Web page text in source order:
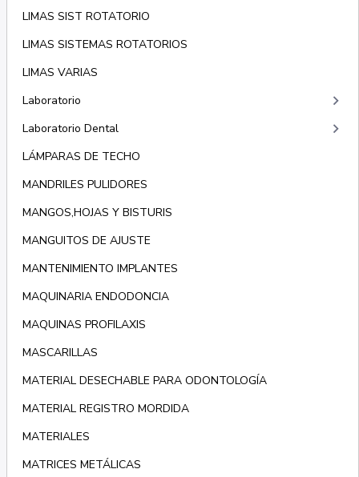
LIMAS SIST ROTATORIO
LIMAS SISTEMAS ROTATORIOS
LIMAS VARIAS
Laboratorio
keyboard_arrow_right
Laboratorio Dental keyboard_arrow_right
LÁMPARAS DE TECHO
MANDRILES PULIDORES
MANGOS,HOJAS Y BISTURIS
MANGUITOS DE AJUSTE
MANTENIMIENTO IMPLANTES
MAQUINARIA ENDODONCIA
MAQUINAS PROFILAXIS
MASCARILLAS
MATERIAL DESECHABLE PARA ODONTOLOGÍA
MATERIAL REGISTRO MORDIDA
MATERIALES
MATRICES METÁLICAS